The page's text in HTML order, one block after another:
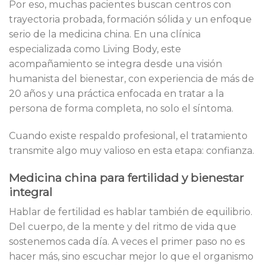
Por eso, muchas pacientes buscan centros con
trayectoria probada, formación sólida y un enfoque
serio de la medicina china. En una clínica
especializada como Living Body, este
acompañamiento se integra desde una visión
humanista del bienestar, con experiencia de más de
20 años y una práctica enfocada en tratar a la
persona de forma completa, no solo el síntoma.
Cuando existe respaldo profesional, el tratamiento
transmite algo muy valioso en esta etapa: confianza.
Medicina china para fertilidad y bienestar
integral
Hablar de fertilidad es hablar también de equilibrio.
Del cuerpo, de la mente y del ritmo de vida que
sostenemos cada día. A veces el primer paso no es
hacer más, sino escuchar mejor lo que el organismo